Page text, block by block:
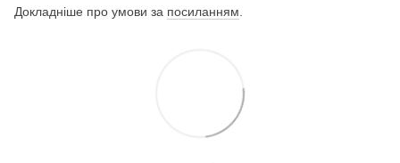
Докладніше про умови за посиланням